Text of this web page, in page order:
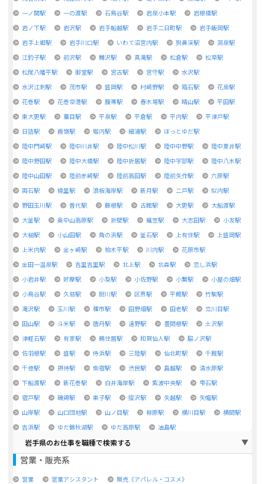
一ノ関駅
一の渡駅 石鳥谷駅 岩泉小本駅
岩根橋駅
岩ノ下駅
岩沢駅 岩手船越駅 岩手二日町駅
岩手飯岡駅
岩手上郷駅
岩手川口駅 いわて沼宮内駅 猊鼻渓駅
洞泉駅
江釣子駅
前沢駅 鱒沢駅 真滝駅 松倉駅
松草駅
松尾八幡平駅
御堂駅 宮古駅 宮守駅
水沢駅
水沢江刺駅
茂市駅 盛岡駅 村崎野駅 箱石駅
花泉駅
花巻駅
花巻空港駅 腹帯駅 春木場駅 晴山駅
平田駅
東大更駅
蟇目駅 平泉駅 平倉駅 平内駅
平津戸駅
日詰駅
甫嶺駅 堀内駅 細浦駅
ほっとゆだ駅
陸中門崎駅
陸中川井駅 陸中松川駅 陸中中野駅
陸中夏井駅
陸中野田駅
陸中大橋駅 陸中折居駅 陸中宇部駅
陸中八木駅
陸中山田駅
陸前赤崎駅 陸前高田駅 陸前矢作駅
六原駅
両石駅
綾里駅 浪板海岸駅 新月駅 二戸駅
似内駅
野田玉川駅
普代駅 藤根駅 古館駅 大更駅
大船渡駅
大釜駅
奥中山高原駅 折壁駅 織笠駅 大志田駅
小友駅
大槌駅
小山田駅 角の浜駅 釜石駅 上有住駅
上盛岡駅
上米内駅
金ヶ崎駅 柏木平駅 川内駅
花原市駅
金田一温泉駅
吉里吉里駅 北上駅 北森駅
恋し浜駅
小岩井駅
好摩駅 小梨駅 小佐野駅 小繋駅
小屋の畑駅
小鳥谷駅
久慈駅 厨川駅 区界駅 平館駅
竹駒駅
滝沢駅
玉川駅 種市駅 田野畑駅 田老駅
立川目駅
田山駅
斗米駅 唐丹駅 遠野駅 豊間根駅
土沢駅
津軽石駅
有家駅 鵜住居駅 和賀仙人駅
脇ノ沢駅
佐羽根駅
盛駅 侍浜駅 三陸駅 仙北町駅
千厩駅
千徳駅
摂待駅 柴宿駅 渋民駅 島越駅
清水原駅
下船渡駅
新花巻駅 白井海岸駅 紫波中央駅
雫石駅
宿戸駅
磯鶏駅 巣子駅 摺沢駅 矢越駅
矢幅駅
山岸駅
山口団地駅 山ノ目駅 柳原駅 横川目駅
横間駅
吉浜駅
ゆだ錦秋湖駅 ゆだ高原駅 油島駅
岩手県のお仕事を職種で検索する
営業・販売系
営業 営業アシスタント
販売《アパレル・コスメ》